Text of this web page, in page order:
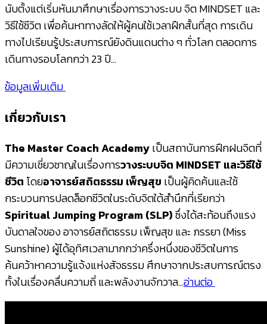
นับตั้งแต่เริ่มหันมาศึกษาเรื่องการวางระบบ จิต MINDSET และ
วิธีใช้ชีวิต เพื่อค้นหาทางลัดให้ผู้คนใช้เวลาฝึกสั้นที่สุด การเดิน
ทางไปเรียนรู้ประสบการณ์ยังดินแดนต่าง ๆ ทั่วโลก ตลอดการ
เดินทางรอบโลกกว่า 23 ปี…
ข้อมูลเพิ่มเติม
เกี่ยวกับเรา
The Master Coach Academyเป็นสถาบันการฝึกฝนจิตที่
มีความเชี่ยวชาญในเรื่องการวางระบบจิต MINDSET และวิธีใช้
ชีวิต โดยอาจารย์สถิตธรรม เพ็ญสุข เป็นผู้คิดค้นและใช้
กระบวนการปลดล็อกชีวิตในระดับจิตใต้สำนึกที่เรียกว่า
Spiritual Jumping Program (SLP)ซึ่งได้สะท้อนถึงแรง
บันดาลใจของ อาจารย์สถิตธรรม เพ็ญสุข และ ภรรยา (Miss
Sunshine) ผู้ได้อุทิศเวลามากกว่าครึ่งหนึ่งของชีวิตในการ
ค้นคว้าหาความรู้แจ้งแห่งสัจธรรม ศึกษาจากประสบการณ์ตรง
ทั้งในเรื่องคลื่นความถี่ และพลังงานจักวาล…อ่านต่อ